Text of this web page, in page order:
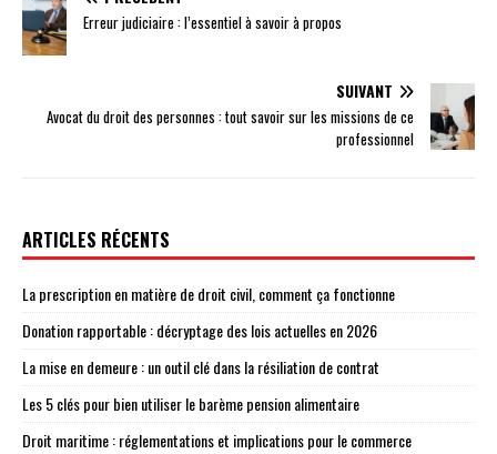
Erreur judiciaire : l’essentiel à savoir à propos
SUIVANT
Avocat du droit des personnes : tout savoir sur les missions de ce
professionnel
ARTICLES RÉCENTS
La prescription en matière de droit civil, comment ça fonctionne
Donation rapportable : décryptage des lois actuelles en 2026
La mise en demeure : un outil clé dans la résiliation de contrat
Les 5 clés pour bien utiliser le barème pension alimentaire
Droit maritime : réglementations et implications pour le commerce